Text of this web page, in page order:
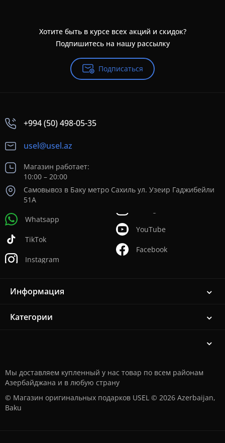
Хотите быть в курсе всех акций и скидок?
Подпишитесь на нашу рассылку
Подписаться
+994 (50) 498-05-35
usel@usel.az
Магазин работает:
10:00 – 20:00
Самовывоз в Баку метро Сахиль ул. Узеир Гаджибейли
51А
Whatsapp
TikTok
Instagram
YouTube
Facebook
Информация
Категории
Мы доставляем купленный у нас товар по всем районам
Азербайджана и в любую страну
© Магазин оригинальных подарков USEL © 2026 Azerbaijan,
Baku